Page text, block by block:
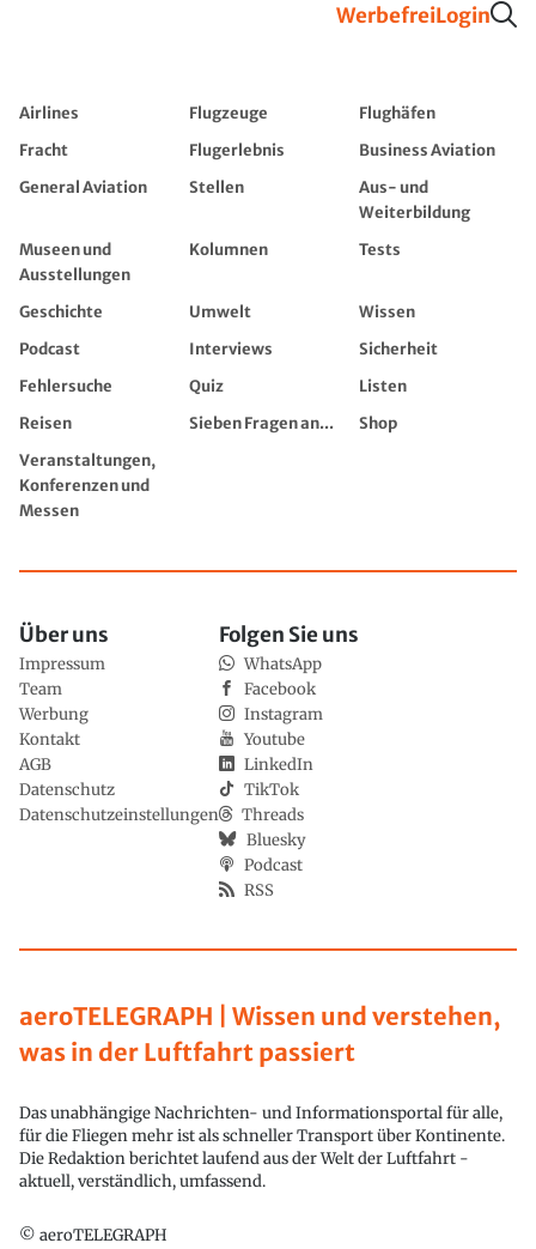
WerbefreiLogin
Airlines Flugzeuge
Flughäfen
Fracht
Flugerlebnis
Business Aviation
General Aviation
Stellen
Aus- und
Weiterbildung
Museen und
Ausstellungen
Kolumnen Tests
Geschichte Umwelt
Wissen
Podcast
Interviews
Sicherheit
Fehlersuche
Quiz
Listen
Reisen
Sieben Fragen an...
Shop
Veranstaltungen,
Konferenzen und
Messen
aeroTELEGRAPH | Wissen und verstehen,
was in der Luftfahrt passiert
Das unabhängige Nachrichten- und Informationsportal für alle,
für die Fliegen mehr ist als schneller Transport über Kontinente.
Die Redaktion berichtet laufend aus der Welt der Luftfahrt -
aktuell, verständlich, umfassend.
© aeroTELEGRAPH
Über uns
Impressum
Team
Werbung
Kontakt
AGB
Datenschutz
Datenschutzeinstellungen
Folgen Sie uns
WhatsApp
Facebook
Instagram
Youtube
LinkedIn
TikTok
Threads
Bluesky
Podcast
RSS